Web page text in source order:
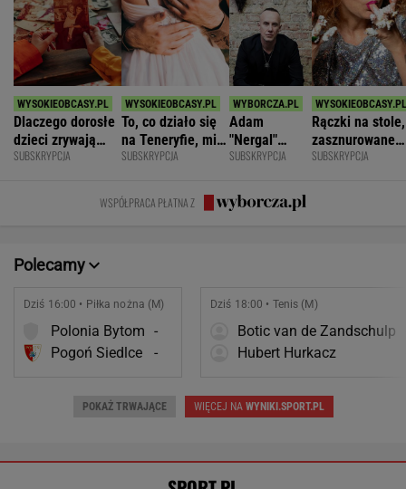
Dlaczego dorosłe
dzieci zrywają
kontakt z
SUBSKRYPCJA
To, co działo się
na Teneryfie, mi
się należało. Nie
złe
SUBSKRYPCJA
Adam
"Nergal"
Darski: Ja
terapię, a
większość
SUBSKRYPCJA
Rączki na stole,
zasznurowane
usta. Byłam
SUBSKRYPCJA
WSPÓŁPRACA PŁATNA Z
Polecamy
Dziś 16:00 • Piłka nożna (M)
Polonia Bytom -
Pogoń Siedlce
-
Dziś 18:00 • Tenis (M)
Botic van de Zandschulp
Hubert Hurkacz
POKAŻ TRWAJĄCE WIĘCEJ NAWYNIKI.SPORT.PL